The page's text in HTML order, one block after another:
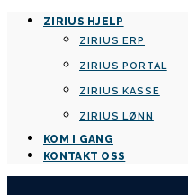
ZIRIUS HJELP
ZIRIUS ERP
ZIRIUS PORTAL
ZIRIUS KASSE
ZIRIUS LØNN
KOM I GANG
KONTAKT OSS